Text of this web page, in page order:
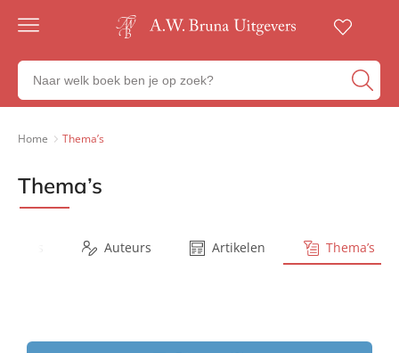
Gratis
23:00
besteld,
werkdag
Veilig
betalen
Zoeken
naar
boeken,
Home Thema’s
Thema’s
Auteurs Artikelen Thema’s